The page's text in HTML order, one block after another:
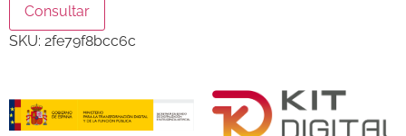
Consultar
SKU: 2fe79f8bcc6c